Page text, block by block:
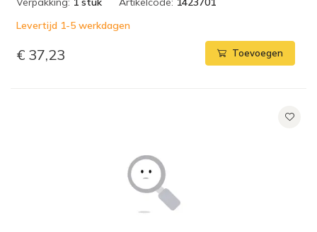
Levertijd 1-5 werkdagen
€ 37,23 Toevoegen